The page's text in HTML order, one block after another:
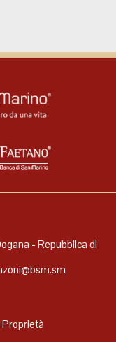
- Repubblica di
Proprietà